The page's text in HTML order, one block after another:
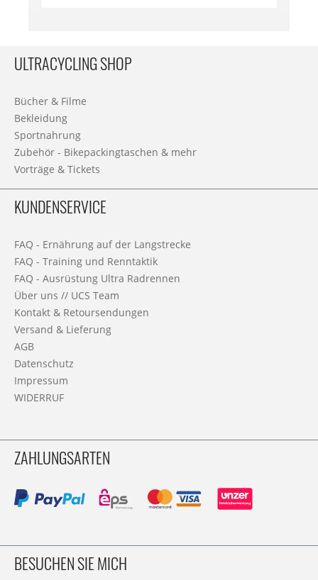
ULTRACYCLING SHOP
Bücher & Filme
Bekleidung
Sportnahrung
Zubehör - Bikepackingtaschen & mehr
Vorträge & Tickets
KUNDENSERVICE
FAQ - Ernährung auf der Langstrecke
FAQ - Training und Renntaktik
FAQ - Ausrüstung Ultra Radrennen
Über uns // UCS Team
Kontakt & Retoursendungen
Versand & Lieferung
AGB
Datenschutz
Impressum
WIDERRUF
ZAHLUNGSARTEN
BESUCHEN SIE MICH